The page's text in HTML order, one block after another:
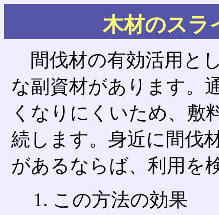
木材のスラ
間伐材の有効活用と
な副資材があります。
くなりにくいため、敷
続します。身近に間伐
があるならば、利用を
この方法の効果